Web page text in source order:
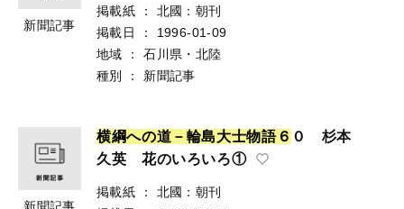
新聞記事
掲載紙 ：
北國：朝刊
掲載日
：
1996-01-09
地域
：
石川県・北陸
種別
： 新聞記事
新聞記事
横綱への道 － 輪島大士物語６ ０ 杉本
久英 花のいろいろ①
掲載紙 ：
北國：朝刊